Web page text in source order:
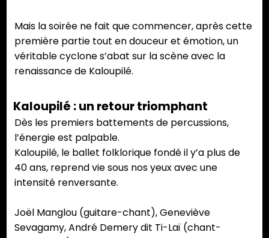
Mais la soirée ne fait que commencer, après cette
première partie tout en douceur et émotion, un
véritable cyclone s’abat sur la scène avec la
renaissance de Kaloupilé.
Kaloupilé : un retour triomphant
Dès les premiers battements de percussions,
l’énergie est palpable.
Kaloupilé, le ballet folklorique fondé il y’a plus de
40 ans, reprend vie sous nos yeux avec une
intensité renversante.
Joël Manglou (guitare-chant), Geneviève
Sevagamy, André Demery dit Ti-Laï (chant-